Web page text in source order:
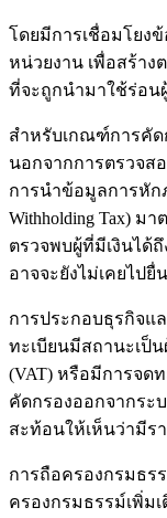
โดยมีการเชื่อมโยง
หน่วยงาน เพื่อสร้า
ที่จะถูกนำมาใช้ร่อน
สำหรับเกณฑ์การคั
นอกจากการตรวจส
การนำข้อมูลการหัก
Withholding Tax) ม
ตรวจพบผู้ที่มีเงินไ
อาจจะยังไม่เคยไป
การประกอบธุรกิจแ
ทะเบียนมีสถานะเป็
(VAT) หรือมีการจด
คัดกรองออกจากระ
สะท้อนให้เห็นว่ามีร
การถือครองกรมธร
ครองกรมธรรม์เพิ่ม